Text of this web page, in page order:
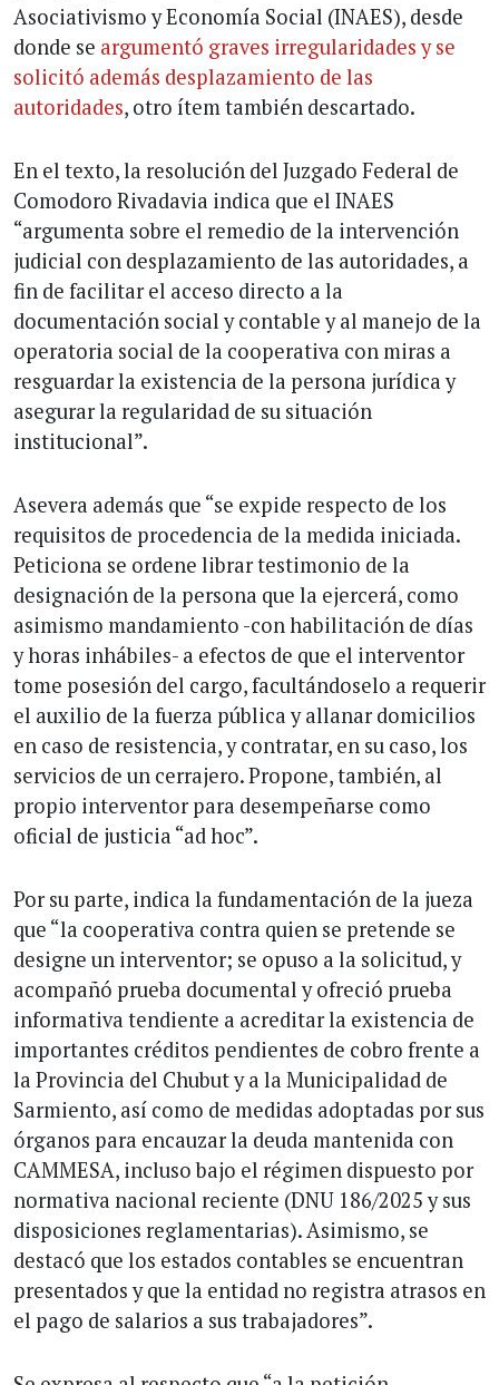
Asociativismo y Economía Social (INAES), desde
donde se argumentó graves irregularidades y se
solicitó además desplazamiento de las
autoridades, otro ítem también descartado.
En el texto, la resolución del Juzgado Federal de
Comodoro Rivadavia indica que el INAES
“argumenta sobre el remedio de la intervención
judicial con desplazamiento de las autoridades, a
fin de facilitar el acceso directo a la
documentación social y contable y al manejo de la
operatoria social de la cooperativa con miras a
resguardar la existencia de la persona jurídica y
asegurar la regularidad de su situación
institucional”.
Asevera además que “se expide respecto de los
requisitos de procedencia de la medida iniciada.
Peticiona se ordene librar testimonio de la
designación de la persona que la ejercerá, como
asimismo mandamiento -con habilitación de días
y horas inhábiles- a efectos de que el interventor
tome posesión del cargo, facultándoselo a requerir
el auxilio de la fuerza pública y allanar domicilios
en caso de resistencia, y contratar, en su caso, los
servicios de un cerrajero. Propone, también, al
propio interventor para desempeñarse como
oficial de justicia “ad hoc”.
Por su parte, indica la fundamentación de la jueza
que “la cooperativa contra quien se pretende se
designe un interventor; se opuso a la solicitud, y
acompañó prueba documental y ofreció prueba
informativa tendiente a acreditar la existencia de
importantes créditos pendientes de cobro frente a
la Provincia del Chubut y a la Municipalidad de
Sarmiento, así como de medidas adoptadas por sus
órganos para encauzar la deuda mantenida con
CAMMESA, incluso bajo el régimen dispuesto por
normativa nacional reciente (DNU 186/2025 y sus
disposiciones reglamentarias). Asimismo, se
destacó que los estados contables se encuentran
presentados y que la entidad no registra atrasos en
el pago de salarios a sus trabajadores”.